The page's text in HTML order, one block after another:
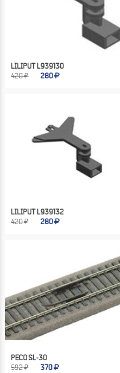
LILIPUT L939130
420 ₽
280
LILIPUT L939132
420 ₽
280
PECO SL-30
592 ₽
370